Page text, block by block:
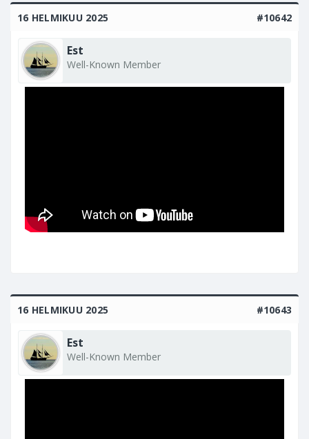
16 HELMIKUU 2025 #10642
Est
Well-Known Member
16 HELMIKUU 2025 #10643
Est
Well-Known Member